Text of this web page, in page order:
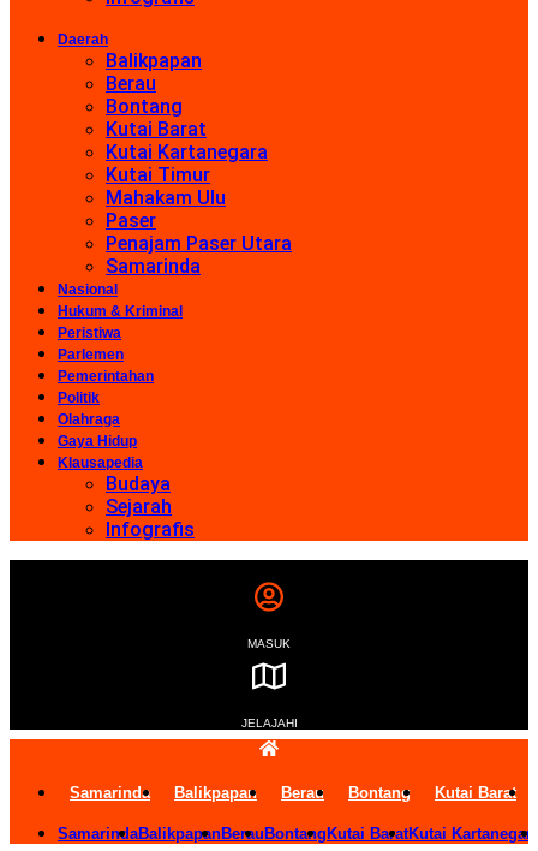
Daerah
Balikpapan
Berau
Bontang
Kutai Barat
Kutai Kartanegara
Kutai Timur
Mahakam Ulu
Paser
Penajam Paser Utara
Samarinda
Nasional
Hukum & Kriminal
Peristiwa
Parlemen
Pemerintahan
Politik
Olahraga
Gaya Hidup
Klausapedia
Budaya
Sejarah
Infografis
MASUK
JELAJAHI
Samarinda Balikpapan Berau Bontang Kutai Barat
SamarindaBalikpapanBerau Bontang Kutai BaratKutai